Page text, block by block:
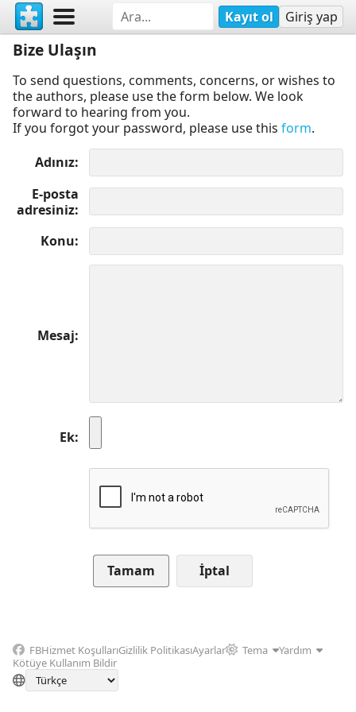
Kayıt ol Giriş yap
Bize Ulaşın
To send questions, comments, concerns, or wishes to
the authors, please use the form below. We look
forward to hearing from you.
If you forgot your password, please use this form.
Adınız
E-posta
adresiniz
Konu
Mesaj
Ek
İptal
FBHizmet KoşullarıGizlilik PolitikasıAyarlar Tema
Yardım
Kötüye Kullanım Bildir